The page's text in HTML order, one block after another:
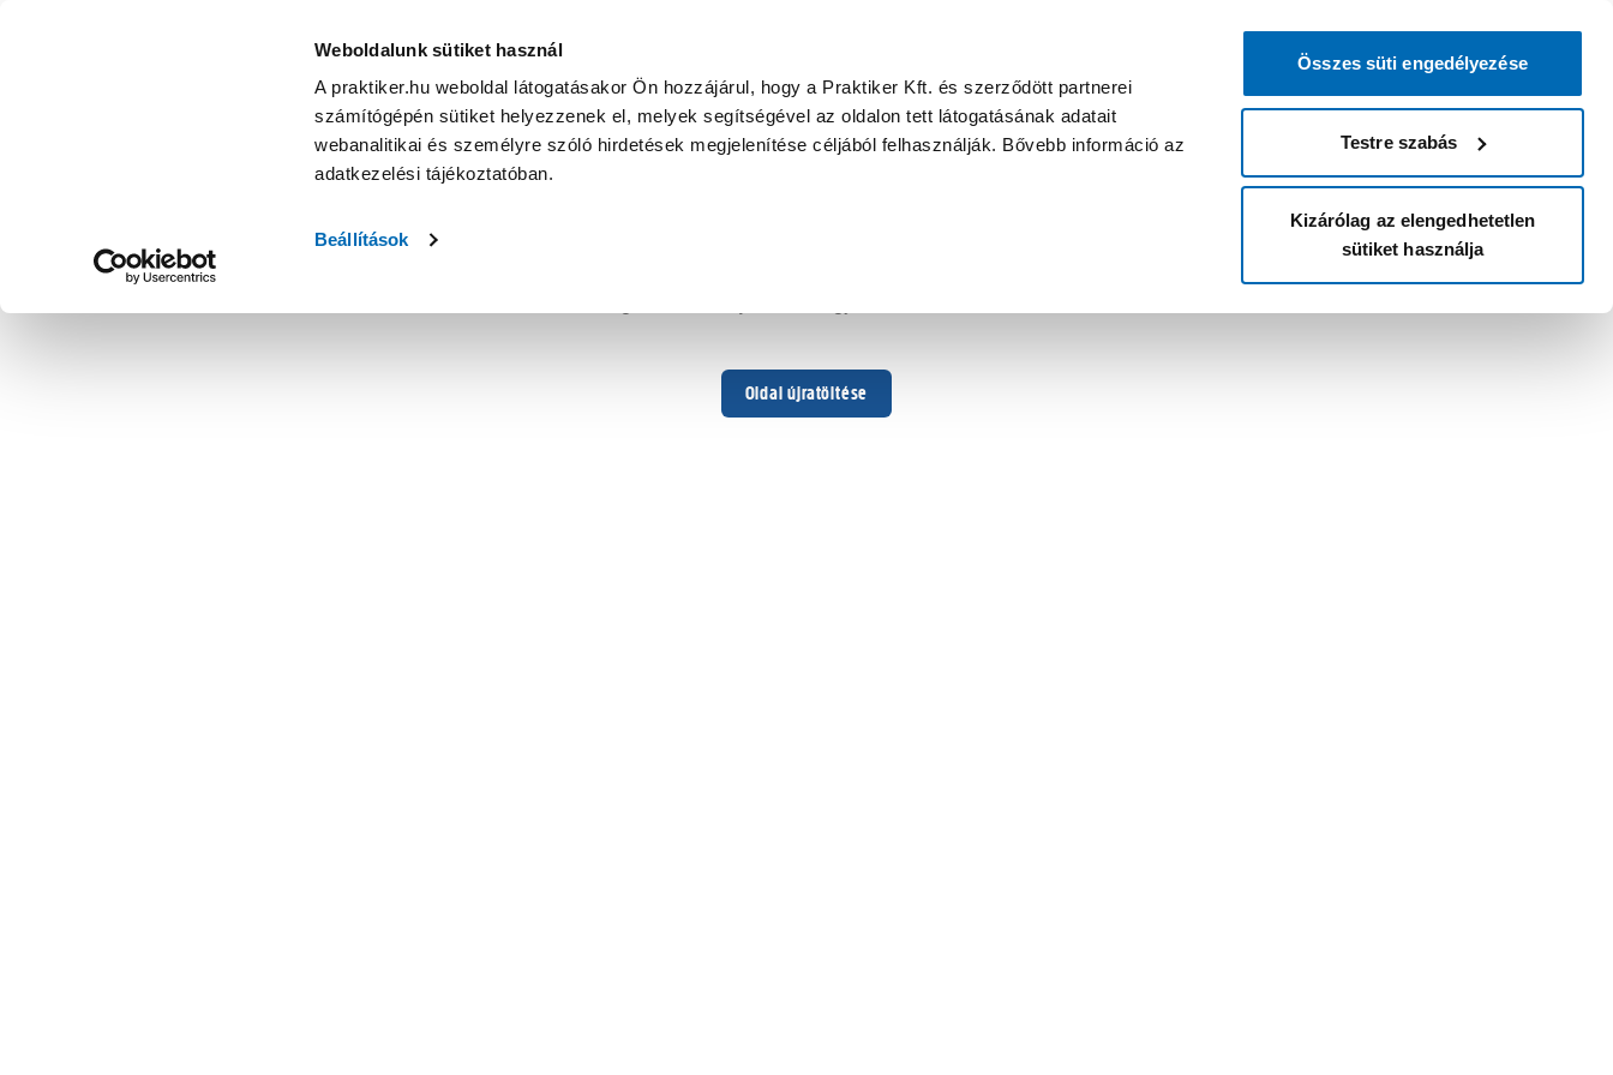
Weboldalunk sütiket használ
A praktiker.hu weboldal látogatásakor Ön hozzájárul, hogy a Praktiker Kft. és szerződött partnerei
számítógépén sütiket helyezzenek el, melyek segítségével az oldalon tett látogatásának adatait
webanalitikai és személyre szóló hirdetések megjelenítése céljából felhasználják. Bővebb információ az
adatkezelési tájékoztatóban.
Beállítások
Összes süti engedélyezése
Testre szabás
Kizárólag az elengedhetetlen
sütiket használja
Oldal újratöltése